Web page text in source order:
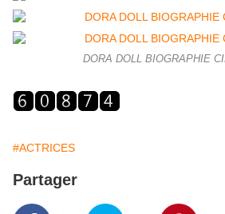
DORA DOLL BIOGRAPHIE
#ACTRICES
Partager